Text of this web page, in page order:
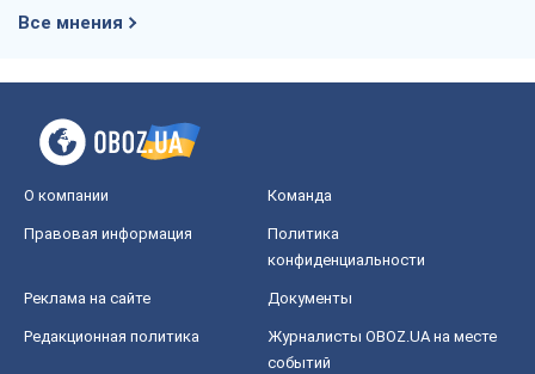
Все мнения
О компании Команда
Правовая информация
Политика
конфиденциальности
Реклама на сайте Документы
Редакционная политика
Журналисты OBOZ.UA на месте
событий